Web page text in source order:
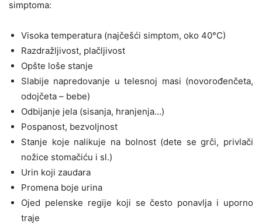
simptoma:
Visoka temperatura (najčešći simptom, oko 40°C)
Razdražljivost, plačljivost
Opšte loše stanje
Slabije napredovanje u telesnoj masi (novorođenčeta,
odojčeta – bebe)
Odbijanje jela (sisanja, hranjenja…)
Pospanost, bezvoljnost
Stanje koje nalikuje na bolnost (dete se grči, privlači
nožice stomačiću i sl.)
Urin koji zaudara
Promena boje urina
Ojed pelenske regije koji se često ponavlja i uporno
traje